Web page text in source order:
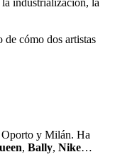
la industrialización, la
de cómo dos artistas
Oporto y Milán. Ha
, Bally, Nike…